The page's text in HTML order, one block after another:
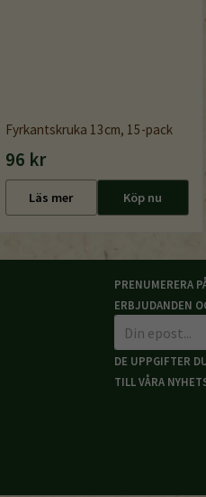
Fyrkantskruka 13cm, 15-pack
96 kr
Läs mer Köp nu
PRENUMERERA
ERBJUDANDEN
DE UPPGIFTER
TILL VÅRA